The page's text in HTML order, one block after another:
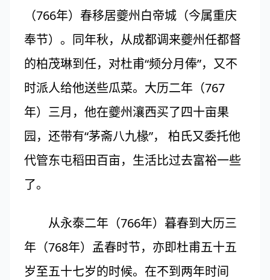
（766年）春移居夔州白帝城（今属重庆
奉节）。同年秋，从成都调来夔州任都督
的柏茂琳到任，对杜甫“频分月俸”，又不
时派人给他送些瓜菜。大历二年（767
年）三月，他在夔州瀼西买了四十亩果
园，还带有“茅斋八九椽”， 柏氏又委托他
代管东屯稻田百亩，生活比过去富裕一些
了。
从永泰二年（766年）暮春到大历三
年（768年）孟春时节，亦即杜甫五十五
岁至五十七岁的时候。在不到两年时间